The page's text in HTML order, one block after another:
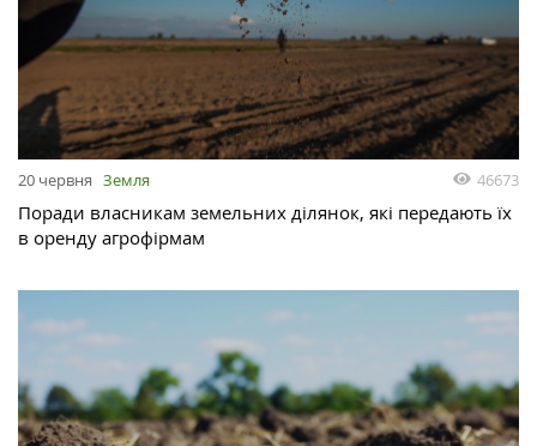
20 червня Земля 46673
Поради власникам земельних ділянок, які передають їх
в оренду агрофірмам